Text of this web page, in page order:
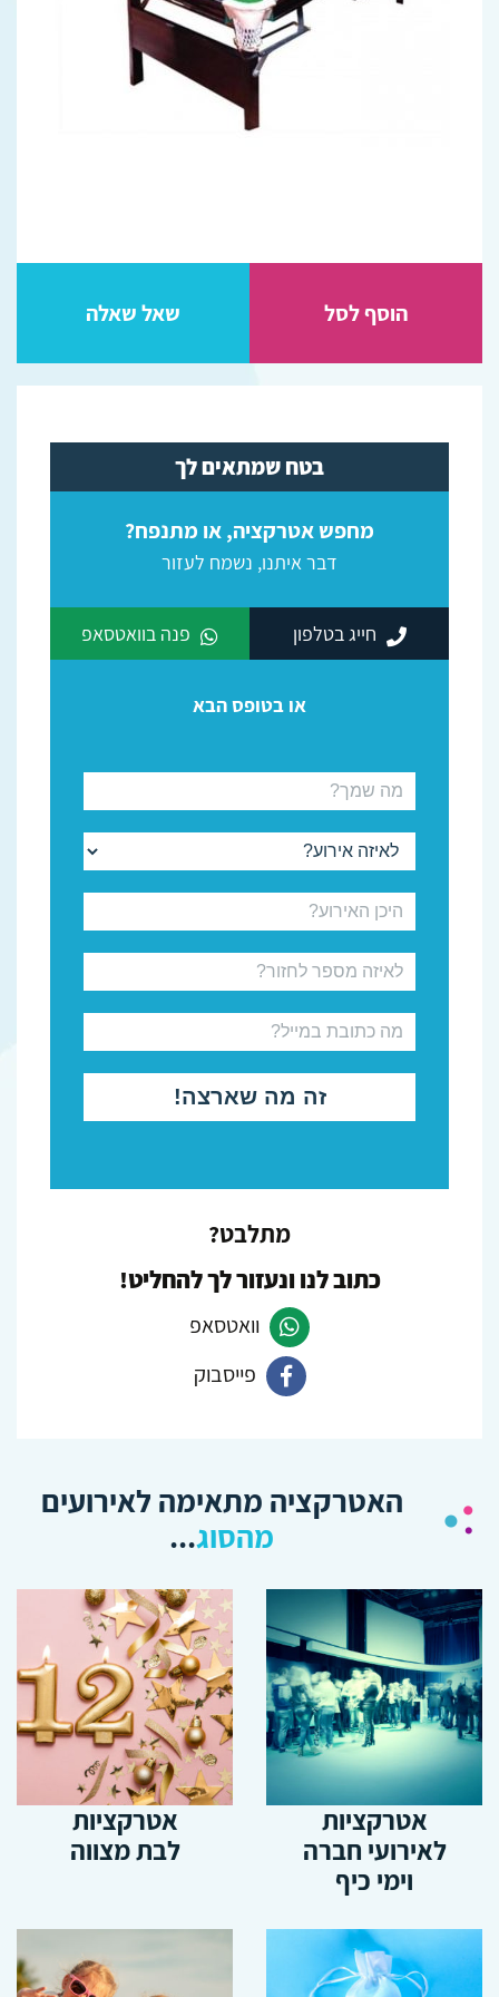
הוסף לסל שאל שאלה
בטח שמתאים לך
מחפש אטרקציה, או מתנפח?
דבר איתנו, נשמח לעזור
חייג בטלפון פנה בוואטסאפ
או בטופס הבא
מתלבט?
כתוב לנו ונעזור לך להחליט!
פנה
וואטסאפ
Facebook
פייסבוק
האטרקציה מתאימה לאירועים
מהסוג...
אטרקציות
לאירועי חברה
וימי כיף
אטרקציות
לבת מצווה